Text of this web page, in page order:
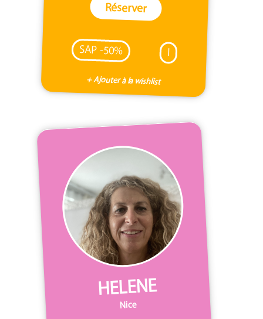
Réserver
SAP -50% I
+ Ajouter à la wishlist
HELENE
Nice